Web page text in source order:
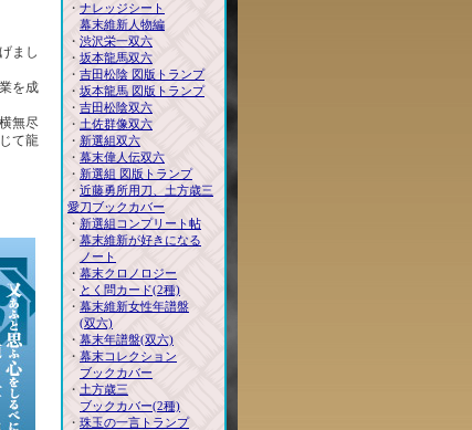
まし
を成
無尽
て龍
・ ナレッジシート
幕末維新人物編
・ 渋沢栄一双六
・ 坂本龍馬双六
・ 吉田松陰 図版トランプ
・ 坂本龍馬 図版トランプ
・ 吉田松陰双六
・ 土佐群像双六
・ 新選組双六
・ 幕末偉人伝双六
・ 新選組 図版トランプ
・ 近藤勇所用刀、土方歳三
愛刀ブックカバー
・ 新選組コンプリート帖
・ 幕末維新が好きになる
ノート
・ 幕末クロノロジー
・ とく問カード(2種)
・ 幕末維新女性年譜盤
(双六)
・ 幕末年譜盤(双六)
・ 幕末コレクション
ブックカバー
・ 土方歳三
ブックカバー(2種)
・ 珠玉の一言トランプ